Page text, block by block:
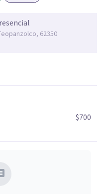
62350
$700